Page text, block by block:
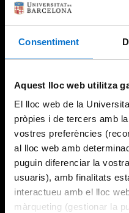
Consentiment
Aquest lloc web utilitza
El lloc web de la
pròpies i de tercers amb
vostres preferències
al lloc web amb
puguin diferenciar la
usuaris), amb finalitats
interactueu amb el lloc
màrqueting (gestionar la